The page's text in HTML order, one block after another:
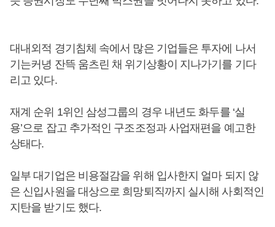
대내외적 경기침체 속에서 많은 기업들은 투자에 나서
기는커녕 잔뜩 움츠린 채 위기상황이 지나가기를 기다
리고 있다.
재계 순위 1위인 삼성그룹의 경우 내년도 화두를 ‘실
용’으로 잡고 추가적인 구조조정과 사업재편을 예고한
상태다.
일부 대기업은 비용절감을 위해 입사한지 얼마 되지 않
은 신입사원을 대상으로 희망퇴직까지 실시해 사회적인
지탄을 받기도 했다.